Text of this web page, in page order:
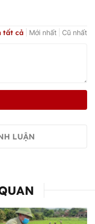
tất cả Mới nhất Cũ nhất
LUẬN